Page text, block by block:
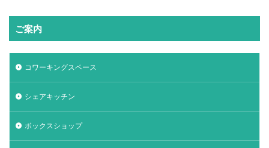
ご案内
コワーキングスペース
シェアキッチン
ボックスショップ